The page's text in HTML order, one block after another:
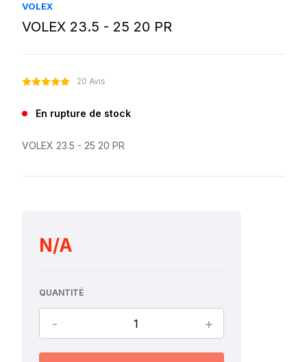
VOLEX
VOLEX 23.5 - 25 20 PR
20 Avis
En rupture de stock
VOLEX 23.5 - 25 20 PR
N/A
QUANTITÉ
- +